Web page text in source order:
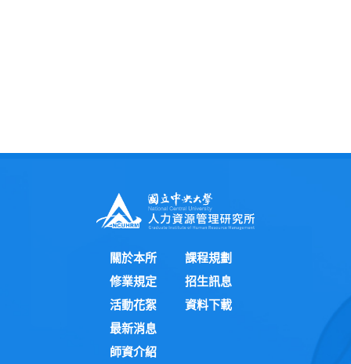
關於本所
修業規定
活動花絮
最新消息
師資介紹
課程規劃
招生訊息
資料下載